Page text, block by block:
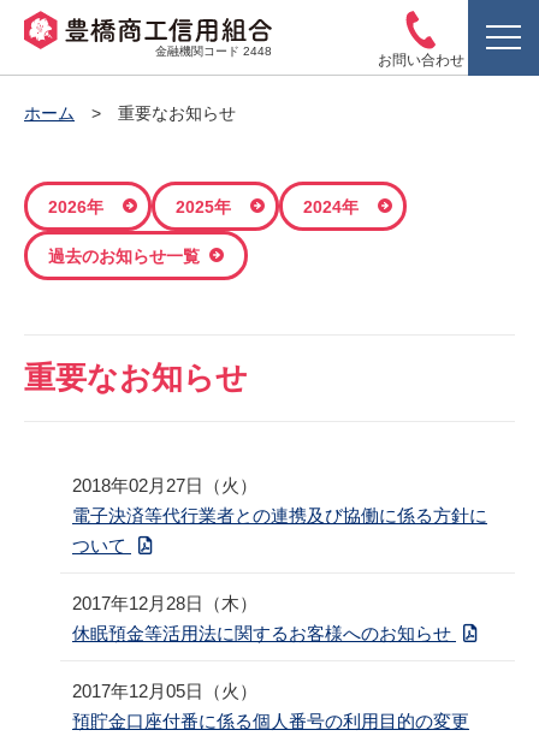
金融機関コード 2448
お問い合わせ
ホーム 重要なお知らせ
2026年 2025年 2024年
過去のお知らせ一覧
重要なお知らせ
2018年02月27日（火）
電子決済等代行業者との連携及び協働に係る方針に
ついて
2017年12月28日（木）
休眠預金等活用法に関するお客様へのお知らせ
2017年12月05日（火）
預貯金口座付番に係る個人番号の利用目的の変更